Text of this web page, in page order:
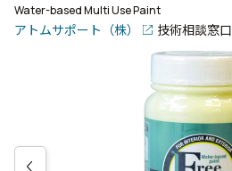
Water-based Multi Use Paint
アトムサポート（株） 技術相談窓口